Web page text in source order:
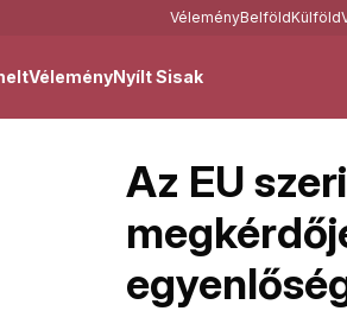
VéleményBelföldKülföld
VéleményNyílt Sisak
Az EU